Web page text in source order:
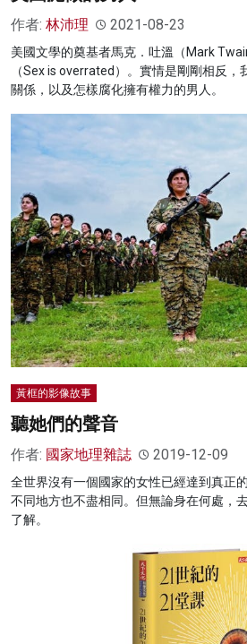
作者: 林沛理 2021-08-23
美國文學的奠基者馬克．吐溫（Mark
（Sex is overrated）。實情是剛剛相反
關係，以及怎樣腐化擁有權力的男人。
黃框的影像故事
聽她們的聲音
作者: 國家地理雜誌 2019-12-09
全世界沒有一個國家的女性已經達到真正
不同地方也不盡相同。但無論身在何處，
了解。